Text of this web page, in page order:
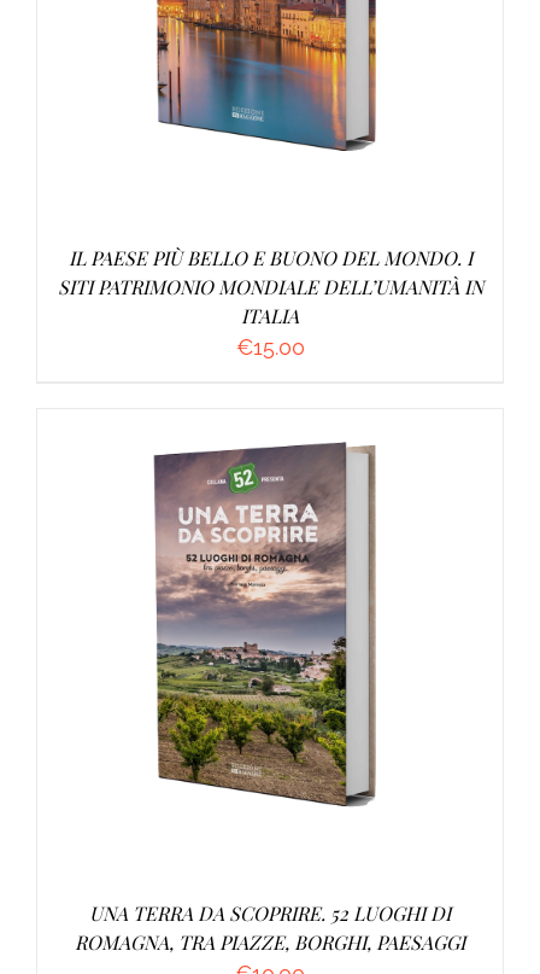
IL PAESE PIÙ BELLO E BUONO DEL MONDO. I
SITI PATRIMONIO MONDIALE DELL’UMANITÀ IN
ITALIA
€15.00
AGGIUNGI AL CARRELLO /
UNA TERRA DA SCOPRIRE. 52 LUOGHI DI
ROMAGNA, TRA PIAZZE, BORGHI, PAESAGGI